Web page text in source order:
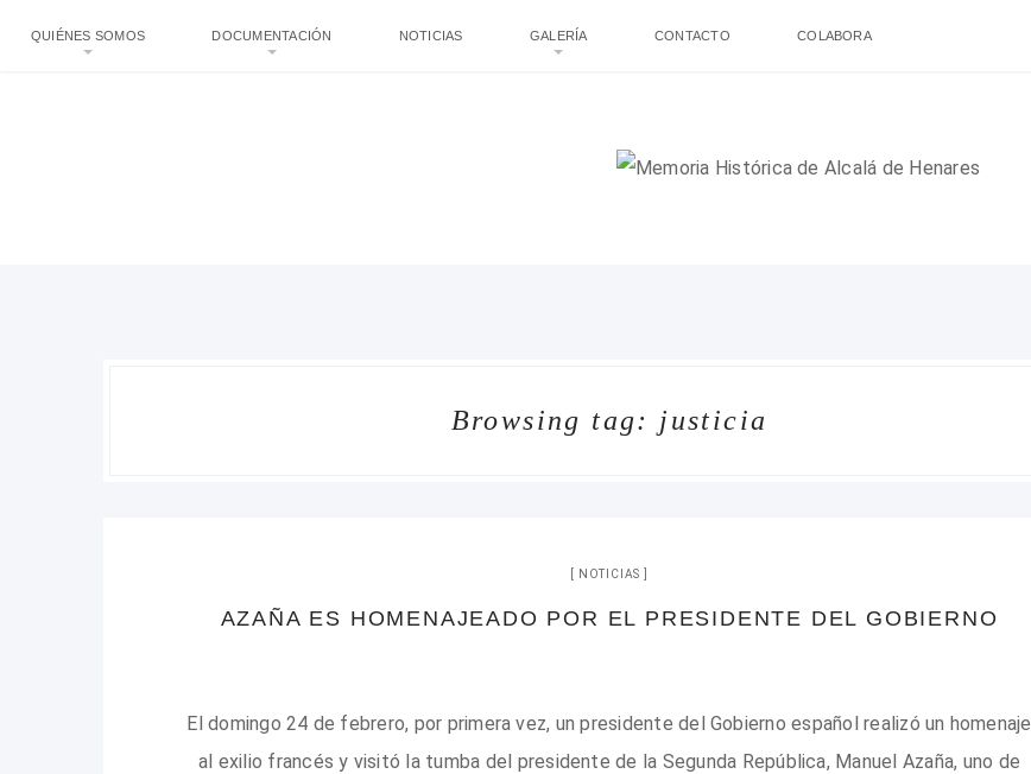
QUIÉNES SOMOS DOCUMENTACIÓN NOTICIAS GALERÍA CONTACTO COLABORA
Browsing tag: justicia
NOTICIAS
AZAÑA ES HOMENAJEADO POR EL PRESIDENTE DEL GOBIERNO
El domingo 24 de febrero, por primera vez, un presidente del Gobierno español realizó un homenaje
al exilio francés y visitó la tumba del presidente de la Segunda República, Manuel Azaña, uno de